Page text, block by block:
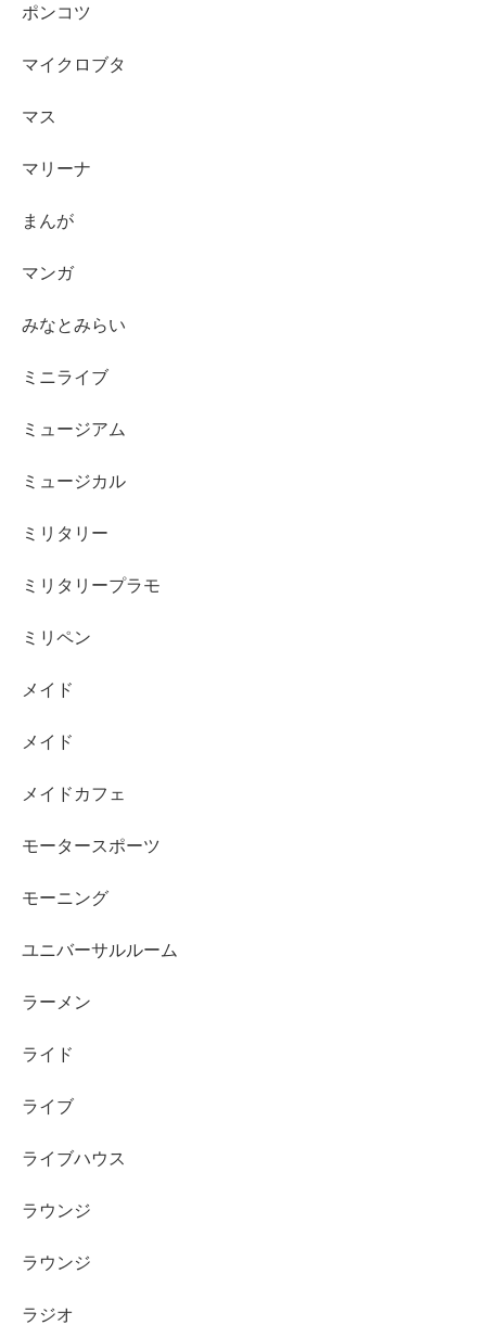
ポンコツ
マイクロブタ
マス
マリーナ
まんが
マンガ
みなとみらい
ミニライブ
ミュージアム
ミュージカル
ミリタリー
ミリタリープラモ
ミリペン
メイド
メイド
メイドカフェ
モータースポーツ
モーニング
ユニバーサルルーム
ラーメン
ライド
ライブ
ライブハウス
ラウンジ
ラウンジ
ラジオ